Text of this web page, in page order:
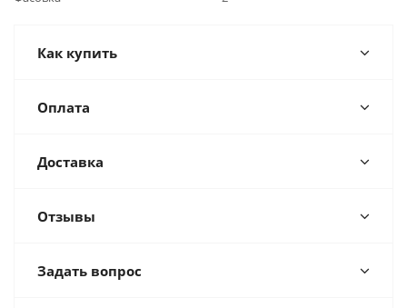
Как купить
Оплата
Доставка
Отзывы
Задать вопрос